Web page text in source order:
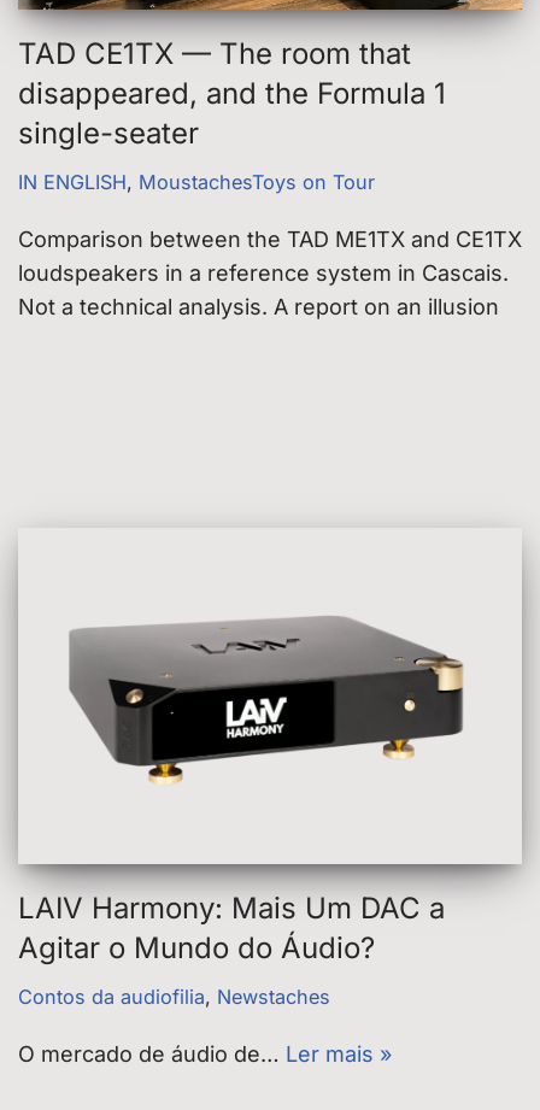
TAD CE1TX — The room that
disappeared, and the Formula 1
single-seater
IN ENGLISH, MoustachesToys on Tour
Comparison between the TAD ME1TX and CE1TX
loudspeakers in a reference system in Cascais.
Not a technical analysis. A report on an illusion
LAIV Harmony: Mais Um DAC a
Agitar o Mundo do Áudio?
Contos da audiofilia, Newstaches
O mercado de áudio de… Ler mais »